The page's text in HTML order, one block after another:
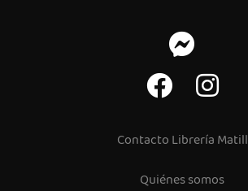
Contacto Librería Matill
Quiénes somos